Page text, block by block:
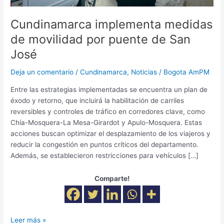
Cundinamarca implementa medidas
de movilidad por puente de San
José
Deja un comentario /Cundinamarca, Noticias / Bogota AmPM
Entre las estrategias implementadas se encuentra un plan de
éxodo y retorno, que incluirá la habilitación de carriles
reversibles y controles de tráfico en corredores clave, como
Chía-Mosquera-La Mesa-Girardot y Apulo-Mosquera. Estas
acciones buscan optimizar el desplazamiento de los viajeros y
reducir la congestión en puntos críticos del departamento.
Además, se establecieron restricciones para vehículos […]
Comparte!
José
Leer más »